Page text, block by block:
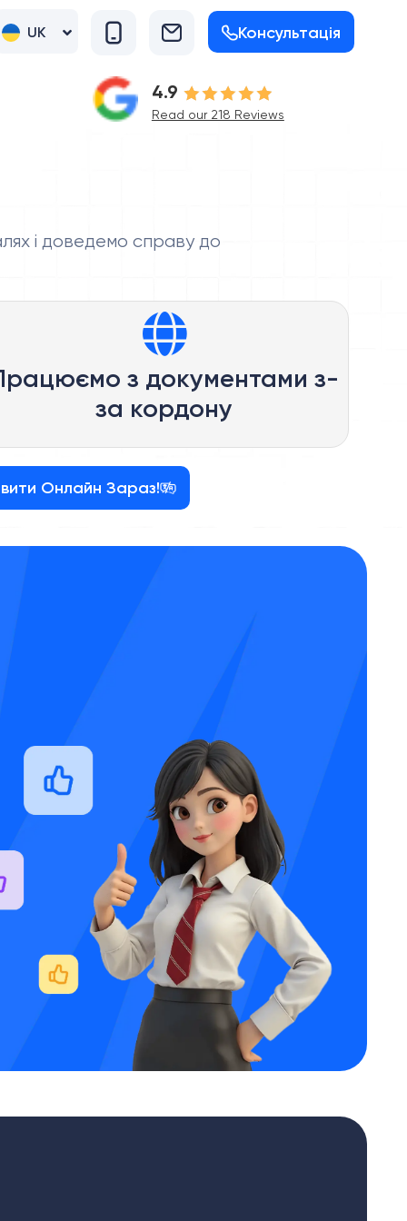
UK
RU Консультація
4.9
Read our 218 Reviews
і доведемо справу до
з документами з-
за кордону
Онлайн Зараз!